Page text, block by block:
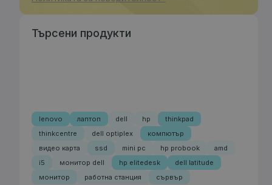
Търсени продукти
lenovo лаптоп dell hp
thinkpad
thinkcentre
dell optiplex
компютър
видео карта
ssd mini pc hp probook
amd
i5
монитор dell hp elitedesk
dell latitude
монитор
работна станция сървър